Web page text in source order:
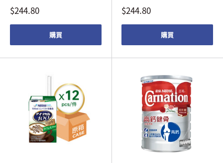
$244.80
購買
$244.80
購買